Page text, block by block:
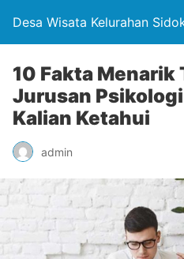
Desa Wisata Kelurahan
10 Fakta Menarik
Jurusan
Kalian Ketahui
admin